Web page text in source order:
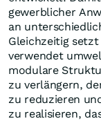
gewerblicher
an
Gleichzeitig setzt
verwendet
modulare
zu verlängern,
zu reduzieren
zu realisieren,